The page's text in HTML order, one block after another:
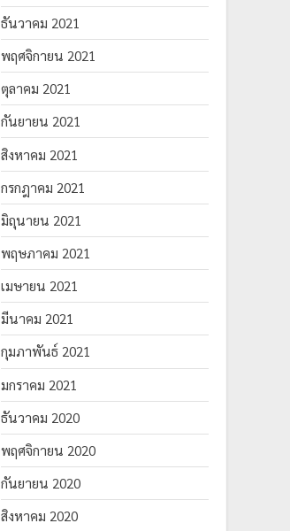
ธันวาคม 2021
พฤศจิกายน 2021
ตุลาคม 2021
กันยายน 2021
สิงหาคม 2021
กรกฎาคม 2021
มิถุนายน 2021
พฤษภาคม 2021
เมษายน 2021
มีนาคม 2021
กุมภาพันธ์ 2021
มกราคม 2021
ธันวาคม 2020
พฤศจิกายน 2020
กันยายน 2020
สิงหาคม 2020